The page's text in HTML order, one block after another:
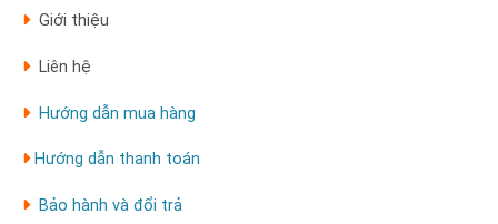
Giới thiệu
Liên hệ
Hướng dẫn mua hàng
Hướng dẫn thanh toán
Bảo hành và đổi trả